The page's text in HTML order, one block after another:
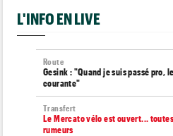
L'INFO EN LIVE
Route
Gesink : "Quand je suis passé pro,
courante"
Transfert
Le Mercato vélo est ouvert...
rumeurs